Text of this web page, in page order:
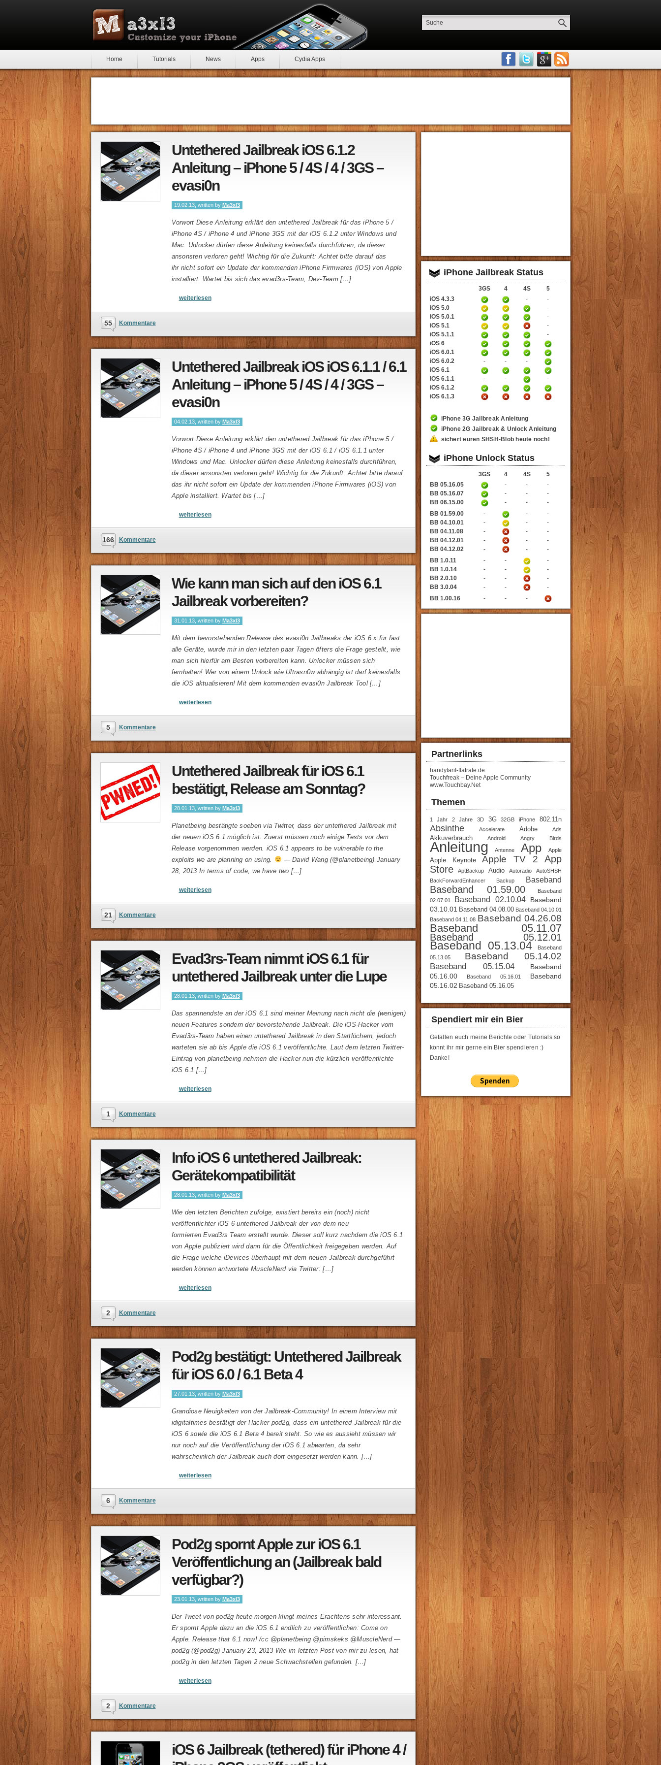
Home Tutorials News Apps Cydia Apps
Untethered Jailbreak iOS 6.1.2
Anleitung – iPhone 5 / 4S / 4 / 3GS –
evasi0n
19.02.13, written by Ma3xl3
Vorwort Diese Anleitung erklärt den untethered Jailbreak für das iPhone 5 /
iPhone 4S / iPhone 4 und iPhone 3GS mit der iOS 6.1.2 unter Windows und
Mac. Unlocker dürfen diese Anleitung keinesfalls durchführen, da dieser
ansonsten verloren geht! Wichtig für die Zukunft: Achtet bitte darauf das
ihr nicht sofort ein Update der kommenden iPhone Firmwares (iOS) von Apple
installiert. Wartet bis sich das evad3rs-Team, Dev-Team […]
weiterlesen
55 Kommentare
Untethered Jailbreak iOS iOS 6.1.1 / 6.1
Anleitung – iPhone 5 / 4S / 4 / 3GS –
evasi0n
04.02.13, written by Ma3xl3
Vorwort Diese Anleitung erklärt den untethered Jailbreak für das iPhone 5 /
iPhone 4S / iPhone 4 und iPhone 3GS mit der iOS 6.1 / iOS 6.1.1 unter
Windows und Mac. Unlocker dürfen diese Anleitung keinesfalls durchführen,
da dieser ansonsten verloren geht! Wichtig für die Zukunft: Achtet bitte darauf
das ihr nicht sofort ein Update der kommenden iPhone Firmwares (iOS) von
Apple installiert. Wartet bis […]
weiterlesen
166 Kommentare
Wie kann man sich auf den iOS 6.1
Jailbreak vorbereiten?
31.01.13, written by Ma3xl3
Mit dem bevorstehenden Release des evasi0n Jailbreaks der iOS 6.x für fast
alle Geräte, wurde mir in den letzten paar Tagen öfters die Frage gestellt, wie
man sich hierfür am Besten vorbereiten kann. Unlocker müssen sich
fernhalten! Wer von einem Unlock wie Ultrasn0w abhängig ist darf keinesfalls
die iOS aktualisieren! Mit dem kommenden evasi0n Jailbreak Tool […]
weiterlesen
5 Kommentare
Untethered Jailbreak für iOS 6.1
bestätigt, Release am Sonntag?
28.01.13, written by Ma3xl3
Planetbeing bestätigte soeben via Twitter, dass der untethered Jailbreak mit
der neuen iOS 6.1 möglich ist. Zuerst müssen noch einige Tests vor dem
Release vorgenommen werden. iOS 6.1 appears to be vulnerable to the
exploits we are planning on using.
— David Wang (@planetbeing) January
28, 2013 In terms of code, we have two […]
weiterlesen
21 Kommentare
Evad3rs-Team nimmt iOS 6.1 für
untethered Jailbreak unter die Lupe
28.01.13, written by Ma3xl3
Das spannendste an der iOS 6.1 sind meiner Meinung nach nicht die (wenigen)
neuen Features sondern der bevorstehende Jailbreak. Die iOS-Hacker vom
Evad3rs-Team haben einen untethered Jailbreak in den Startlöchern, jedoch
warteten sie ab bis Apple die iOS 6.1 veröffentlichte. Laut dem letzten Twitter-
Eintrag von planetbeing nehmen die Hacker nun die kürzlich veröffentlichte
iOS 6.1 […]
weiterlesen
1 Kommentare
Info iOS 6 untethered Jailbreak:
Gerätekompatibilität
28.01.13, written by Ma3xl3
Wie den letzten Berichten zufolge, existiert bereits ein (noch) nicht
veröffentlichter iOS 6 untethered Jailbreak der von dem neu
formierten Evad3rs Team erstellt wurde. Dieser soll kurz nachdem die iOS 6.1
von Apple publiziert wird dann für die Öffentlichkeit freigegeben werden. Auf
die Frage welche iDevices überhaupt mit dem neuen Jailbreak durchgeführt
werden können antwortete MuscleNerd via Twitter: […]
weiterlesen
2 Kommentare
Pod2g bestätigt: Untethered Jailbreak
für iOS 6.0 / 6.1 Beta 4
27.01.13, written by Ma3xl3
Grandiose Neuigkeiten von der Jailbreak-Community! In einem Interview mit
idigitaltimes bestätigt der Hacker pod2g, dass ein untethered Jailbreak für die
iOS 6 sowie die iOS 6.1 Beta 4 bereit steht. So wie es aussieht müssen wir
nur noch auf die Veröffentlichung der iOS 6.1 abwarten, da sehr
wahrscheinlich der Jailbreak auch dort eingesetzt werden kann. […]
weiterlesen
6 Kommentare
Pod2g spornt Apple zur iOS 6.1
Veröffentlichung an (Jailbreak bald
verfügbar?)
23.01.13, written by Ma3xl3
Der Tweet von pod2g heute morgen klingt meines Erachtens sehr interessant.
Er spornt Apple dazu an die iOS 6.1 endlich zu veröffentlichen: Come on
Apple. Release that 6.1 now! /cc @planetbeing @pimskeks @MuscleNerd —
pod2g (@pod2g) January 23, 2013 Wie im letzten Post von mir zu lesen, hat
pod2g in den letzten Tagen 2 neue Schwachstellen gefunden. […]
weiterlesen
2 Kommentare
iOS 6 Jailbreak (tethered) für iPhone 4 /
iPhone Jailbreak Status
3GS 4 4S
5
iOS 4.3.3
-
-
iOS 5.0
-
iOS 5.0.1
-
iOS 5.1
-
iOS 5.1.1
-
iOS 6
iOS 6.0.1
iOS 6.0.2
- -
-
iOS 6.1
iOS 6.1.1
- -
-
iOS 6.1.2
iOS 6.1.3
iPhone 3G Jailbreak Anleitung
iPhone 2G Jailbreak & Unlock Anleitung
sichert euren SHSH-Blob heute noch!
iPhone Unlock Status
3GS 4 4S
5
BB 05.16.05
- -
-
BB 05.16.07
- -
-
BB 06.15.00
- -
-
BB 01.59.00
- -
-
BB 04.10.01
- -
-
BB 04.11.08
- -
-
BB 04.12.01
- -
-
BB 04.12.02
- -
-
BB 1.0.11
- -
-
BB 1.0.14
- -
-
BB 2.0.10
- -
-
BB 3.0.04
- -
-
BB 1.00.16
- - -
Partnerlinks
handytarif-flatrate.de
Touchfreak – Deine Apple Community
www.Touchbay.Net
Themen
1 Jahr 2 Jahre 3D 3G 32GB iPhone 802.11n
Absinthe Accelerate Adobe Ads
Akkuverbrauch Android Angry Birds
Anleitung Antenne App Apple
Apple Keynote Apple TV 2
App
Store
AptBackup Audio Autoradio
AutoSHSH
BackForwardEnhancer
Backup Baseband
Baseband 01.59.00
Baseband
02.07.01
Baseband 02.10.04
Baseband
03.10.01 Baseband 04.08.00 Baseband 04.10.01
Baseband 04.11.08 Baseband 04.26.08
Baseband 05.11.07
Baseband 05.12.01
Baseband 05.13.04
Baseband
05.13.05
Baseband 05.14.02
Baseband 05.15.04
Baseband
05.16.00
Baseband 05.16.01
Baseband
05.16.02 Baseband 05.16.05
Spendiert mir ein Bier
Gefallen euch meine Berichte oder Tutorials so
könnt ihr mir gerne ein Bier spendieren :)
Danke!